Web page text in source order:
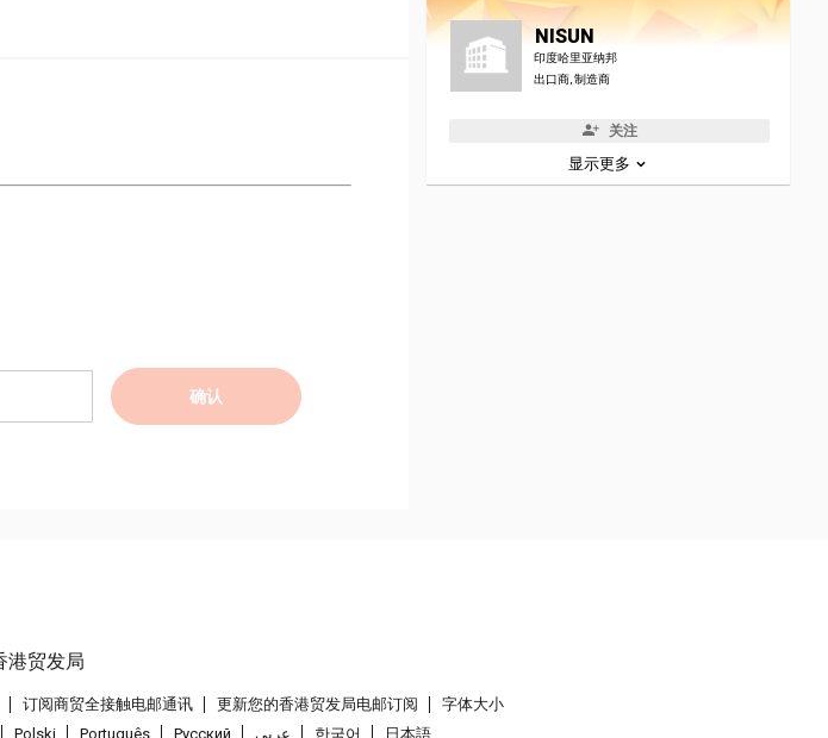
确认
NISUN
印度哈里亚纳邦
出口商, 制造商
关注
显示更多
订阅商贸全接触电邮通讯 更新您的香港贸发局电邮订阅
字体大小
Polski Português Pусский عربى 한국어 日本語